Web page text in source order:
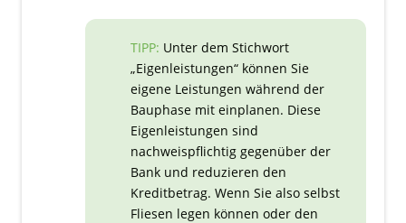
TIPP: Unter dem Stichwort
„Eigenleistungen“ können Sie
eigene Leistungen während der
Bauphase mit einplanen. Diese
Eigenleistungen sind
nachweispflichtig gegenüber der
Bank und reduzieren den
Kreditbetrag. Wenn Sie also selbst
Fliesen legen können oder den